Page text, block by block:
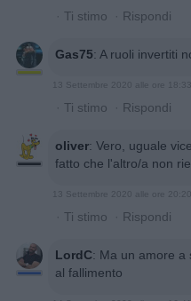
· Ti stimo · Rispondi
Gas75: A ruoli invertiti
· Ti stimo · Rispondi
oliver: Vero, uguale
fatto che l'altro/a non
· Ti stimo · Rispondi
LordC: Ma un amore a
al fallimento